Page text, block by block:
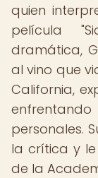
quien
película
dramática,
al vino que
California,
personales.
la crítica y
de la